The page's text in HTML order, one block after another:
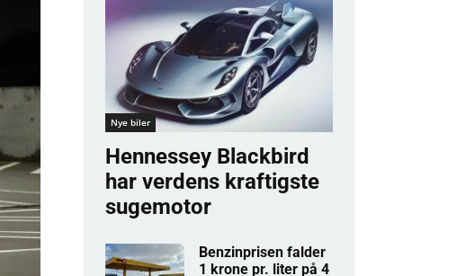
Nye biler
Hennessey Blackbird
har verdens kraftigste
sugemotor
Benzinprisen falder
1 krone pr. liter på 4